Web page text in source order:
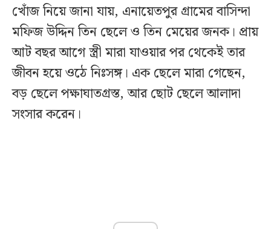
খোঁজ নিয়ে জানা যায়, এনায়েতপুর গ্রামের বাসিন্দা
মফিজ উদ্দিন তিন ছেলে ও তিন মেয়ের জনক। প্রায়
আট বছর আগে স্ত্রী মারা যাওয়ার পর থেকেই তার
জীবন হয়ে ওঠে নিঃসঙ্গ। এক ছেলে মারা গেছেন,
বড় ছেলে পক্ষাঘাতগ্রস্ত, আর ছোট ছেলে আলাদা
সংসার করেন।